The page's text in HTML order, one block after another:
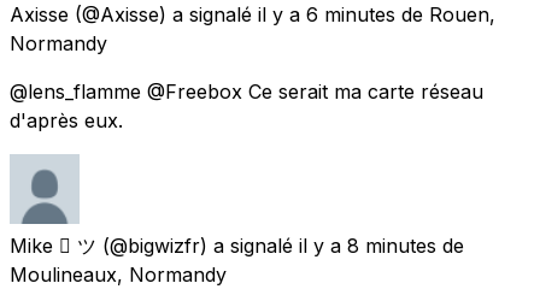
Axisse (@Axisse) a signalé il y a 6 minutes de Rouen,
Normandy
@lens_flamme @Freebox Ce serait ma carte réseau
d'après eux.
Mike  ツ (@bigwizfr) a signalé il y a 8 minutes de
Moulineaux, Normandy